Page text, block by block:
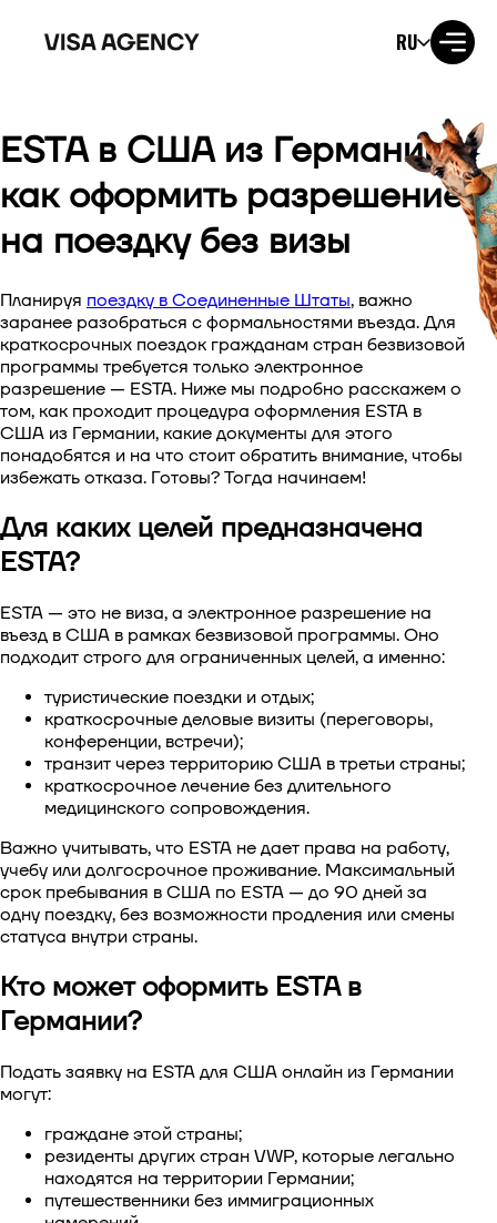
RU
Виза в США
Виза в Великобританию
Виза в Ирландию
Виза в Канаду
Виза в Австралию
Виза в Японию
Виза в Новую Зеландию
Виза в Китай
Виза в Сингапур
Виза в Тайвань
Виза во Вьетнам
ESTA в США из Германии:
как оформить разрешение
на поездку без визы
Планируя поездку в Соединенные Штаты, важно
заранее разобраться с формальностями въезда. Для
краткосрочных поездок гражданам стран безвизовой
программы требуется только электронное
разрешение — ESTA. Ниже мы подробно расскажем о
том, как проходит процедура оформления ESTA в
США из Германии, какие документы для этого
понадобятся и на что стоит обратить внимание, чтобы
избежать отказа. Готовы? Тогда начинаем!
Для каких целей предназначена
ESTA?
ESTA — это не виза, а электронное разрешение на
въезд в США в рамках безвизовой программы. Оно
подходит строго для ограниченных целей, а именно:
туристические поездки и отдых;
краткосрочные деловые визиты (переговоры,
конференции, встречи);
транзит через территорию США в третьи страны;
краткосрочное лечение без длительного
медицинского сопровождения.
Важно учитывать, что ESTA не дает права на работу,
учебу или долгосрочное проживание. Максимальный
срок пребывания в США по ESTA — до 90 дней за
одну поездку, без возможности продления или смены
статуса внутри страны.
Кто может оформить ESTA в
Германии?
Подать заявку на ESTA для США онлайн из Германии
могут:
граждане этой страны;
резиденты других стран VWP, которые легально
находятся на территории Германии;
путешественники без иммиграционных